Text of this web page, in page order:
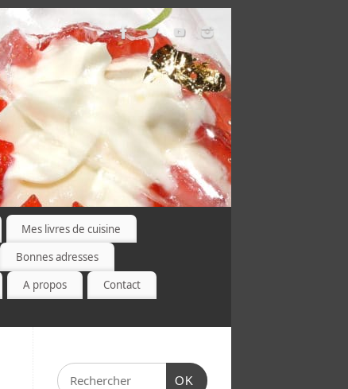
Mes livres de cuisine
Bonnes adresses
A propos
Contact
OK